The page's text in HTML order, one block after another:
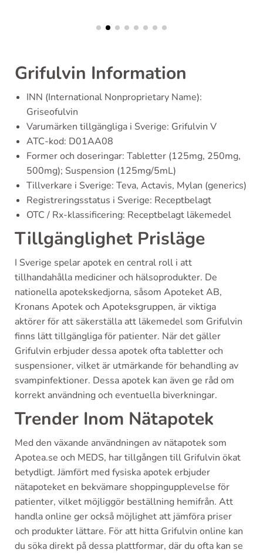
Grifulvin Information
INN (International Nonproprietary Name):
Griseofulvin
Varumärken tillgängliga i Sverige: Grifulvin V
ATC-kod: D01AA08
Former och doseringar: Tabletter (125mg, 250mg,
500mg); Suspension (125mg/5mL)
Tillverkare i Sverige: Teva, Actavis, Mylan (generics)
Registreringsstatus i Sverige: Receptbelagt
OTC / Rx-klassificering: Receptbelagt läkemedel
Tillgänglighet Prisläge
I Sverige spelar apotek en central roll i att
tillhandahålla mediciner och hälsoprodukter. De
nationella apotekskedjorna, såsom Apoteket AB,
Kronans Apotek och Apoteksgruppen, är viktiga
aktörer för att säkerställa att läkemedel som Grifulvin
finns lätt tillgängliga för patienter. När det gäller
Grifulvin erbjuder dessa apotek ofta tabletter och
suspensioner, vilket är utmärkande för behandling av
svampinfektioner. Dessa apotek kan även ge råd om
korrekt användning och eventuella biverkningar.
Trender Inom Nätapotek
Med den växande användningen av nätapotek som
Apotea.se och MEDS, har tillgången till Grifulvin ökat
betydligt. Jämfört med fysiska apotek erbjuder
nätapoteket en bekvämare shoppingupplevelse för
patienter, vilket möjliggör beställning hemifrån. Att
handla online ger också möjlighet att jämföra priser
och produkter lättare. För att hitta Grifulvin online kan
du söka direkt på dessa plattformar, där du ofta kan se